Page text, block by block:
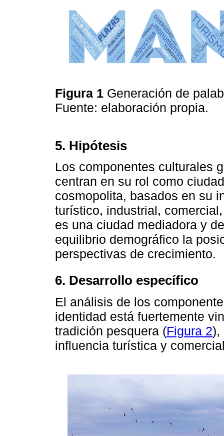
Figura 1 Generación de
Fuente: elaboración propia.
5. Hipótesis
Los componentes culturales
centran en su rol como
cosmopolita, basados en su
turístico, industrial,
es una ciudad mediadora y
equilibrio demográfico la
perspectivas de crecimiento.
6. Desarrollo específico
El análisis de los
identidad está fuertemente
tradición pesquera (Figura 2),
influencia turística y